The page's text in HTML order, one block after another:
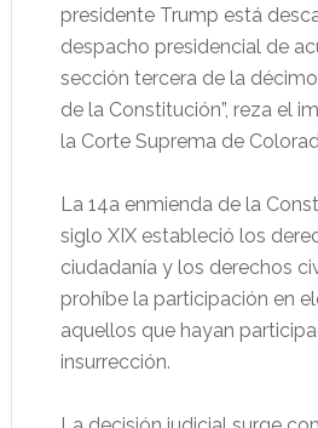
presidente Trump está
despacho presidencial de
sección tercera de la
de la Constitución”, reza el
la Corte Suprema de
La 14a enmienda de la
siglo XIX estableció los
ciudadanía y los derechos
prohíbe la participación en
aquellos que hayan
insurrección.